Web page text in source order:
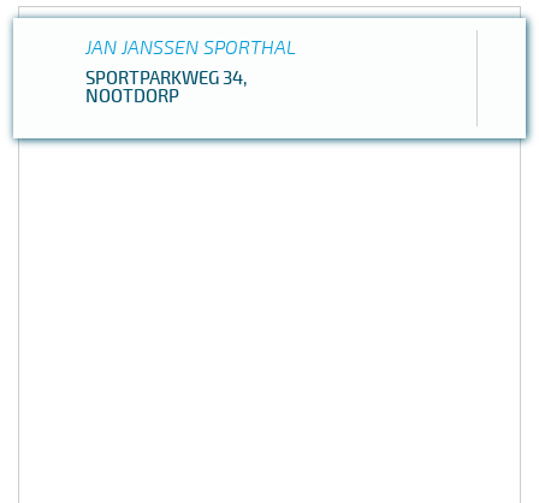
JAN JANSSEN SPORTHAL
SPORTPARKWEG 34,
NOOTDORP